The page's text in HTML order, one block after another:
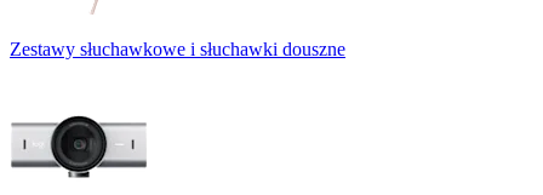
Zestawy słuchawkowe i słuchawki douszne